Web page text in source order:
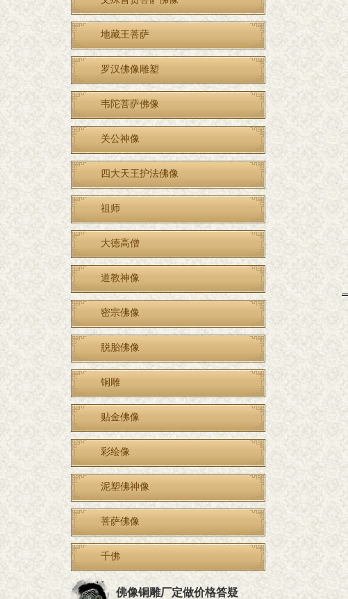
地藏王菩萨
罗汉佛像雕塑
韦陀菩萨佛像
关公神像
四大天王护法佛像
祖师
大德高僧
道教神像
密宗佛像
脱胎佛像
铜雕
贴金佛像
彩绘像
泥塑佛神像
菩萨佛像
千佛
佛像铜雕厂定做价格答疑